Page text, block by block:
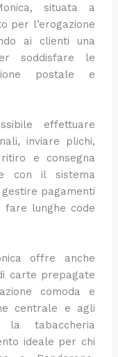
situata a
per l’erogazione
ai clienti una
soddisfare le
postale e
effettuare
inviare plichi,
e consegna
con il sistema
pagamenti
lunghe code
offre anche
carte prepagate
comoda e
centrale e agli
tabaccheria
ideale per chi